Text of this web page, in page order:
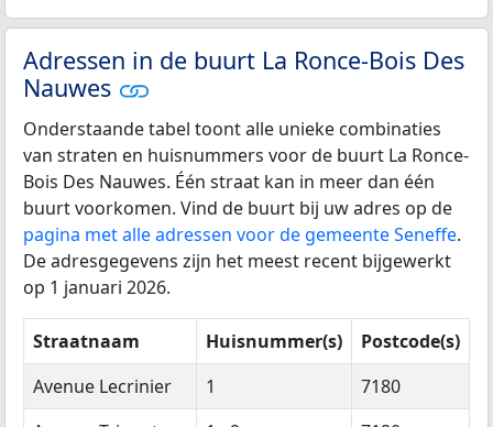
Adressen in de buurt La Ronce-Bois Des
Nauwes
Onderstaande tabel toont alle unieke combinaties
van straten en huisnummers voor de buurt La Ronce-
Bois Des Nauwes. Één straat kan in meer dan één
buurt voorkomen. Vind de buurt bij uw adres op de
pagina met alle adressen voor de gemeente Seneffe.
De adresgegevens zijn het meest recent bijgewerkt
op 1 januari 2026.
Straatnaam Huisnummer(s)
Postcode(s)
Avenue Lecrinier
1
7180